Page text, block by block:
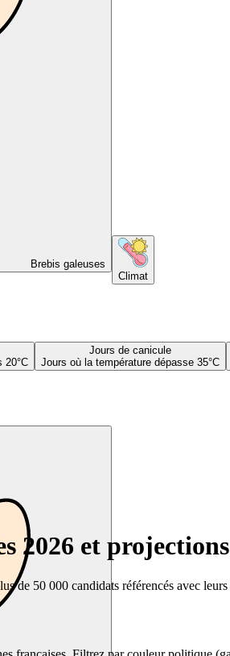
Brebis galeuses
Climat
20°C
Jours de canicule
Jours où la température dépasse 35°C
2026 et
de 50 000 candidats référencés avec